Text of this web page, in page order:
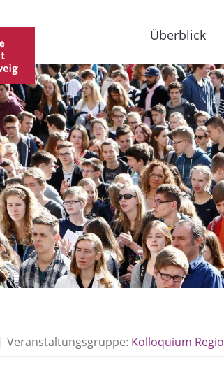
Überblick
| Veranstaltungsgruppe: Kolloquium